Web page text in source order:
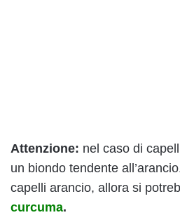
Attenzione: nel caso di
un biondo tendente
capelli arancio, allora si
curcuma.